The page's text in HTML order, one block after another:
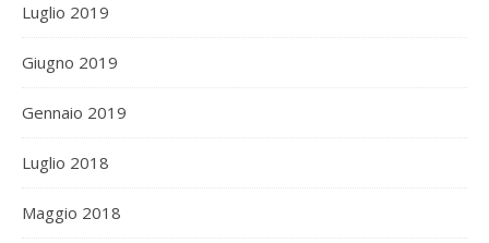
Luglio 2019
Giugno 2019
Gennaio 2019
Luglio 2018
Maggio 2018